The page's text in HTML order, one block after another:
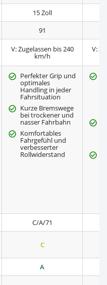
15 Zoll
91
V: Zugelassen bis 240
km/h
V:
Perfekter Grip und
optimales
Handling in jeder
Fahrsituation
Kurze Bremswege
bei trockener und
nasser Fahrbahn
Komfortables
Fahrgefühl und
verbesserter
Rollwiderstand
C/A/71
C
A